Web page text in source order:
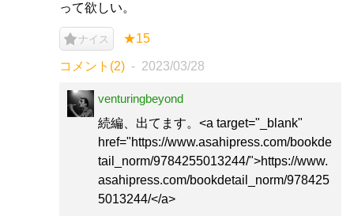
って欲しい。
ナイス ★15
コメント(2) 2023/03/28
venturingbeyond
続編、出てます。<a target="_blank"
href="https://www.asahipress.com/bookde
tail_norm/9784255013244/">https://www.
asahipress.com/bookdetail_norm/978425
5013244/</a>